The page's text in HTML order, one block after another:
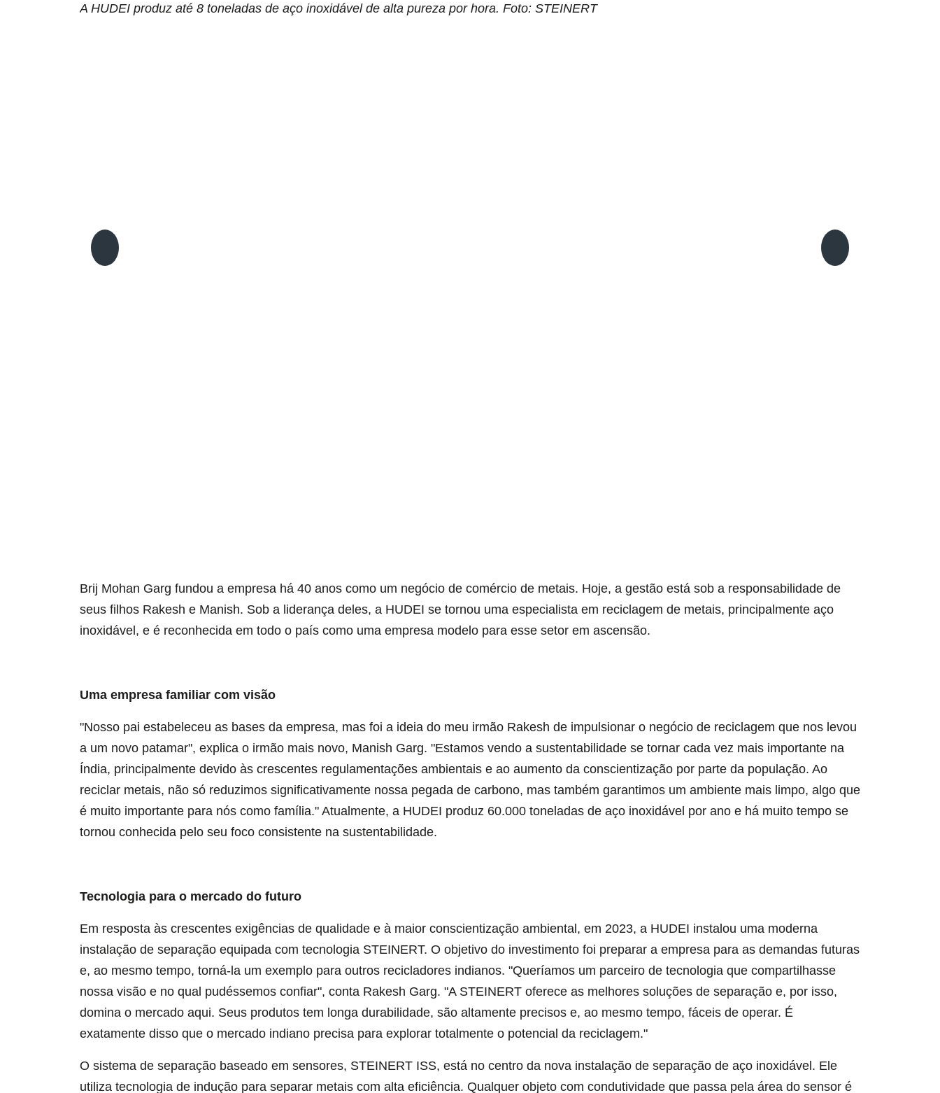
A HUDEI produz até 8 toneladas de aço inoxidável de alta pureza por hora. Foto: STEINERT
Brij Mohan Garg fundou a empresa há 40 anos como um negócio de comércio de metais. Hoje, a gestão está sob a responsabilidade de
seus filhos Rakesh e Manish. Sob a liderança deles, a HUDEI se tornou uma especialista em reciclagem de metais, principalmente aço
inoxidável, e é reconhecida em todo o país como uma empresa modelo para esse setor em ascensão.
Uma empresa familiar com visão
"Nosso pai estabeleceu as bases da empresa, mas foi a ideia do meu irmão Rakesh de impulsionar o negócio de reciclagem que nos levou
a um novo patamar", explica o irmão mais novo, Manish Garg. "Estamos vendo a sustentabilidade se tornar cada vez mais importante na
Índia, principalmente devido às crescentes regulamentações ambientais e ao aumento da conscientização por parte da população. Ao
reciclar metais, não só reduzimos significativamente nossa pegada de carbono, mas também garantimos um ambiente mais limpo, algo que
é muito importante para nós como família." Atualmente, a HUDEI produz 60.000 toneladas de aço inoxidável por ano e há muito tempo se
tornou conhecida pelo seu foco consistente na sustentabilidade.
Tecnologia para o mercado do futuro
Em resposta às crescentes exigências de qualidade e à maior conscientização ambiental, em 2023, a HUDEI instalou uma moderna
instalação de separação equipada com tecnologia STEINERT. O objetivo do investimento foi preparar a empresa para as demandas futuras
e, ao mesmo tempo, torná-la um exemplo para outros recicladores indianos. "Queríamos um parceiro de tecnologia que compartilhasse
nossa visão e no qual pudéssemos confiar", conta Rakesh Garg. "A STEINERT oferece as melhores soluções de separação e, por isso,
domina o mercado aqui. Seus produtos tem longa durabilidade, são altamente precisos e, ao mesmo tempo, fáceis de operar. É
exatamente disso que o mercado indiano precisa para explorar totalmente o potencial da reciclagem."
O sistema de separação baseado em sensores, STEINERT ISS, está no centro da nova instalação de separação de aço inoxidável. Ele
utiliza tecnologia de indução para separar metais com alta eficiência. Qualquer objeto com condutividade que passa pela área do sensor é